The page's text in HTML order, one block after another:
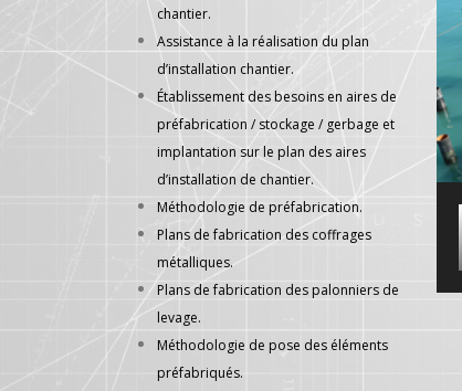
chantier.
Assistance à la réalisation du plan
d’installation chantier.
Établissement des besoins en aires de
préfabrication / stockage / gerbage et
implantation sur le plan des aires
d’installation de chantier.
Méthodologie de préfabrication.
Plans de fabrication des coffrages
métalliques.
Plans de fabrication des palonniers de
levage.
Méthodologie de pose des éléments
préfabriqués.